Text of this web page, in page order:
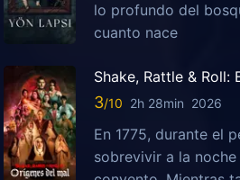
lo profundo del
cuanto nace
Shake, Rattle & Roll:
3 2h 28min 2026
En 1775, durante el
sobrevivir a la